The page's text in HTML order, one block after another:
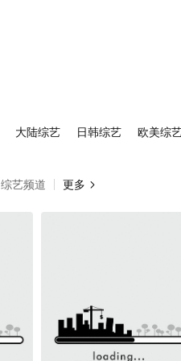
大陆综艺 日韩综艺 欧美综
综艺频道 更多 